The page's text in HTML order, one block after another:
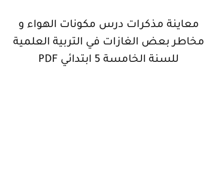
معاينة مذكرات درس مكونات الهواء و
مخاطر بعض الغازات في التربية العلمية
للسنة الخامسة 5 ابتدائي PDF